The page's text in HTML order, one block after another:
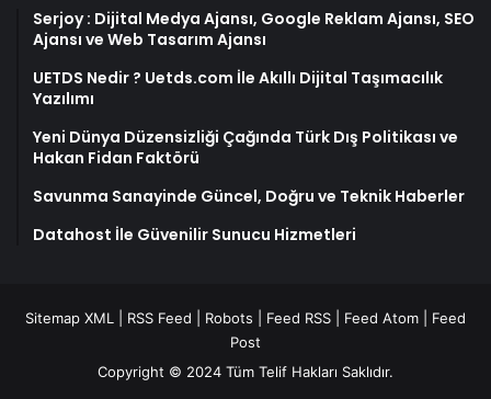
Serjoy : Dijital Medya Ajansı, Google Reklam Ajansı, SEO
Ajansı ve Web Tasarım Ajansı
UETDS Nedir ? Uetds.com İle Akıllı Dijital Taşımacılık
Yazılımı
Yeni Dünya Düzensizliği Çağında Türk Dış Politikası ve
Hakan Fidan Faktörü
Savunma Sanayinde Güncel, Doğru ve Teknik Haberler
Datahost İle Güvenilir Sunucu Hizmetleri
Sitemap XML RSS Feed Robots Feed RSS Feed Atom
Feed
Post
Copyright © 2024 Tüm Telif Hakları Saklıdır.